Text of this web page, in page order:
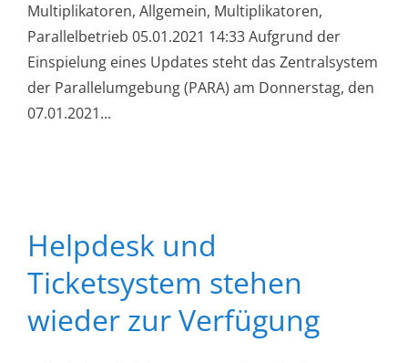
Multiplikatoren, Allgemein, Multiplikatoren,
Parallelbetrieb 05.01.2021 14:33 Aufgrund der
Einspielung eines Updates steht das Zentralsystem
der Parallelumgebung (PARA) am Donnerstag, den
07.01.2021...
Helpdesk und
Ticketsystem stehen
wieder zur Verfügung